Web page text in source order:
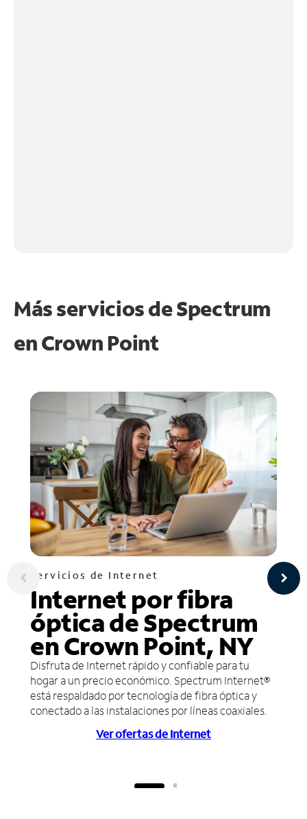
Más servicios de Spectrum
enCrown Point
Servicios de Internet
Internet por fibra
óptica de Spectrum
en Crown Point, NY
Disfruta de Internet rápido y confiable para tu
hogar a un precio económico. Spectrum Internet®
está respaldado por tecnología de fibra óptica y
conectado a las instalaciones por líneas coaxiales.
Ver ofertas de Internet